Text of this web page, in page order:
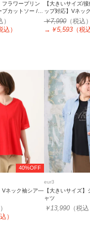
フラワープリン
ブカットソー /洗
込）
【大きいサイズ/
ップ対応】Vネッ
プス
￥7,990（税込
→ ￥5,593（税
40%OFF
Vネック袖シア―
）
eur3
【大きいサイズ
ャツ
￥13,990（税